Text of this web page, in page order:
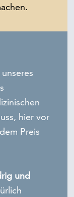
hier vor
Preis
und